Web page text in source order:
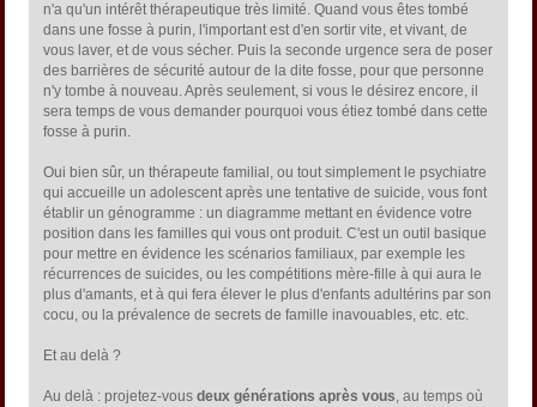
n'a qu'un intérêt thérapeutique très limité. Quand vous êtes tombé
dans une fosse à purin, l'important est d'en sortir vite, et vivant, de
vous laver, et de vous sécher. Puis la seconde urgence sera de poser
des barrières de sécurité autour de la dite fosse, pour que personne
n'y tombe à nouveau. Après seulement, si vous le désirez encore, il
sera temps de vous demander pourquoi vous étiez tombé dans cette
fosse à purin.
Oui bien sûr, un thérapeute familial, ou tout simplement le psychiatre
qui accueille un adolescent après une tentative de suicide, vous font
établir un génogramme : un diagramme mettant en évidence votre
position dans les familles qui vous ont produit. C'est un outil basique
pour mettre en évidence les scénarios familiaux, par exemple les
récurrences de suicides, ou les compétitions mère-fille à qui aura le
plus d'amants, et à qui fera élever le plus d'enfants adultérins par son
cocu, ou la prévalence de secrets de famille inavouables, etc. etc.
Et au delà ?
Au delà : projetez-vousdeux générations après vous, au temps où